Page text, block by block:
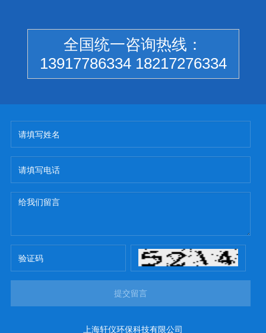
全国统一咨询热线：
13917786334 18217276334
提交留言
上海轩仪环保科技有限公司